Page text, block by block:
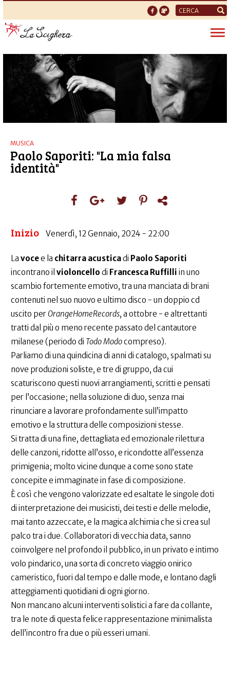
Form
di
ricerca
MUSICA
Paolo Saporiti: "La mia falsa
identità"
Inizio Venerdì, 12 Gennaio, 2024 - 22:00
La vocee la chitarra acusticadi Paolo Saporiti
incontrano il violoncello di Francesca Ruffilli in uno
scambio fortemente emotivo, tra una manciata di brani
contenuti nel suo nuovo e ultimo disco - un doppio cd
uscito perOrangeHomeRecords, a ottobre - e altrettanti
tratti dal più o meno recente passato del cantautore
milanese (periodo di Todo Modocompreso).
Parliamo di una quindicina di anni di catalogo, spalmati su
nove produzioni soliste, e tre di gruppo, da cui
scaturiscono questi nuovi arrangiamenti, scritti e pensati
per l’occasione; nella soluzione di duo, senza mai
rinunciare a lavorare profondamente sull’impatto
emotivo e la struttura delle composizioni stesse.
Si tratta di una fine, dettagliata ed emozionale rilettura
delle canzoni, ridotte all’osso, e ricondotte all’essenza
primigenia; molto vicine dunque a come sono state
concepite e immaginate in fase di composizione.
È così che vengono valorizzate ed esaltate le singole doti
di interpretazione dei musicisti, dei testi e delle melodie,
mai tanto azzeccate, e la magica alchimia che si crea sul
palco tra i due. Collaboratori di vecchia data, sanno
coinvolgere nel profondo il pubblico, in un privato e intimo
volo pindarico, una sorta di concreto viaggio onirico
cameristico, fuori dal tempo e dalle mode, e lontano dagli
atteggiamenti quotidiani di ogni giorno.
Non mancano alcuni interventi solistici a fare da collante,
tra le note di questa felice rappresentazione minimalista
dell’incontro fra due o più esseri umani.